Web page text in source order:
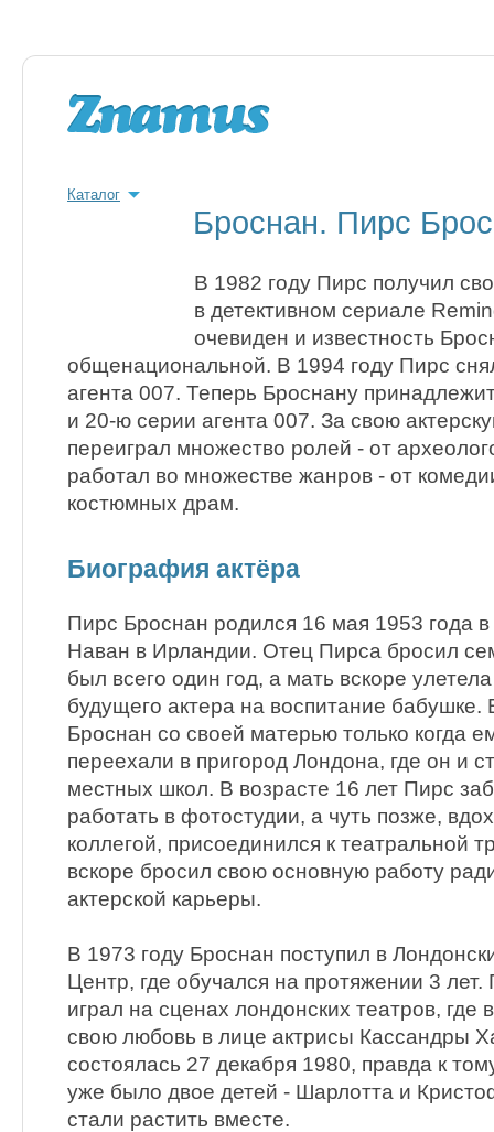
Каталог
Броснан. Пирс
В 1982 году Пирс получил
в детективном сериале
очевиден и известность
общенациональной. В 1994 году Пирс
агента 007. Теперь Броснану
и 20-ю серии агента 007. За свою
переиграл множество ролей - от
работал во множестве жанров - от
костюмных драм.
Биография актёра
Пирс Броснан родился 16 мая 1953 года
Наван в Ирландии. Отец Пирса бросил
был всего один год, а мать вскоре
будущего актера на воспитание бабушке.
Броснан со своей матерью только когда
переехали в пригород Лондона, где он и
местных школ. В возрасте 16 лет Пирс
работать в фотостудии, а чуть позже,
коллегой, присоединился к театральной
вскоре бросил свою основную работу
актерской карьеры.
В 1973 году Броснан поступил в
Центр, где обучался на протяжении 3
играл на сценах лондонских театров, где
свою любовь в лице актрисы Кассандры
состоялась 27 декабря 1980, правда к
уже было двое детей - Шарлотта и
стали растить вместе.